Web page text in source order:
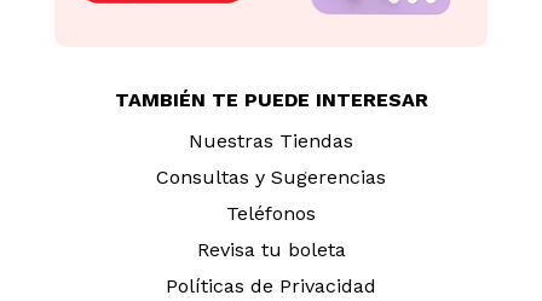
TAMBIÉN TE PUEDE INTERESAR
Nuestras Tiendas
Consultas y Sugerencias
Teléfonos
Revisa tu boleta
Políticas de Privacidad